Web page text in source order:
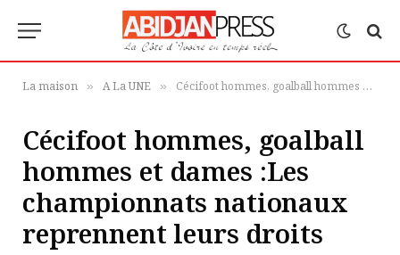
La maison » A La UNE » Cécifoot hommes, goalball hommes et dames :Les championnats nationaux reprennent leurs droits
Cécifoot hommes, goalball
hommes et dames :Les
championnats nationaux
reprennent leurs droits